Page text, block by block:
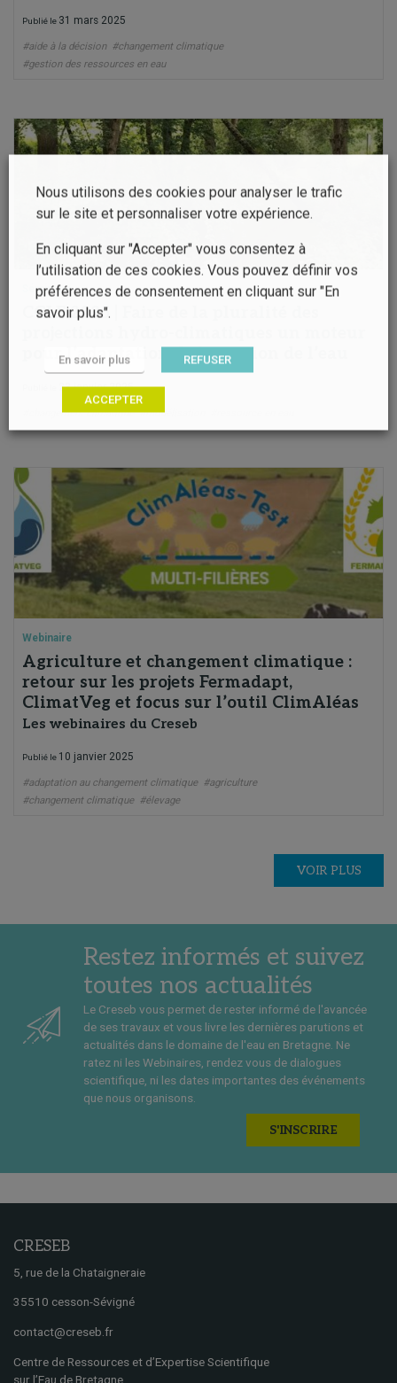
Publié le 31 mars 2025
#aide à la décision
#changement climatique
#gestion des ressources en eau
Séminaire
CGLE 2025 | Faire de la pluralité des
pour l’adaptation de la gestion de l’eau
23 janvier 2025
#changement climatique #modélisation
Webinaire
Agriculture et changement climatique :
retour sur les projets Fermadapt,
ClimatVeg et focus sur l’outil ClimAléas
Les webinaires du Creseb
Publié le 10 janvier 2025
#adaptation au changement climatique
#agriculture
#changement climatique
#élevage
VOIR PLUS
Restez informés et suivez
toutes nos actualités
Le Creseb vous permet de rester informé de l'avancée
de ses travaux et vous livre les dernières parutions et
actualités dans le domaine de l'eau en Bretagne. Ne
ratez ni les Webinaires, rendez vous de dialogues
scientifique, ni les dates importantes des événements
que nous organisons.
S'INSCRIRE
CRESEB
5, rue de la Chataigneraie
35510 cesson-Sévigné
contact@creseb.fr
Centre de Ressources et d’Expertise Scientifique
sur l’Eau de Bretagne
Nous utilisons des cookies pour analyser le trafic
sur le site et personnaliser votre expérience.
En cliquant sur "Accepter" vous consentez à
l’utilisation de ces cookies. Vous pouvez définir vos
préférences de consentement en cliquant sur "En
savoir plus".
En savoir plus REFUSER
ACCEPTER